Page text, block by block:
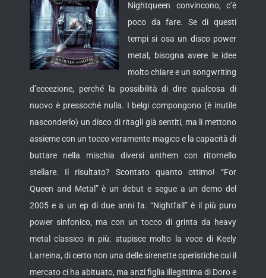
Nightqueen convincono, c’è
poco da fare. Se di questi
tempi si osa un disco power
metal, bisogna avere le idee
molto chiare e un songwriting
d’eccezione, perché la possibilità di dire qualcosa di
nuovo è pressoché nulla. I belgi compongono (è inutile
nasconderlo) un disco di ritagli già sentiti, ma li mettono
assieme con un tocco veramente magicoe la capacità di
buttare nella mischia diversi anthem con ritornello
stellare. Il risultato? Scontato quanto ottimo! “For
Queen and Metal” è un debut e segue a un demo del
2005 e a un ep di due anni fa. “Nightfall” è il più puro
power sinfonico, ma con un tocco di grinta da heavy
metal classico in più: stupisce molto la voce di Keely
Larreina, di certo non una delle sirenette operistiche cui il
mercato ci ha abituato, ma anzi figlia illegittima di Doro e